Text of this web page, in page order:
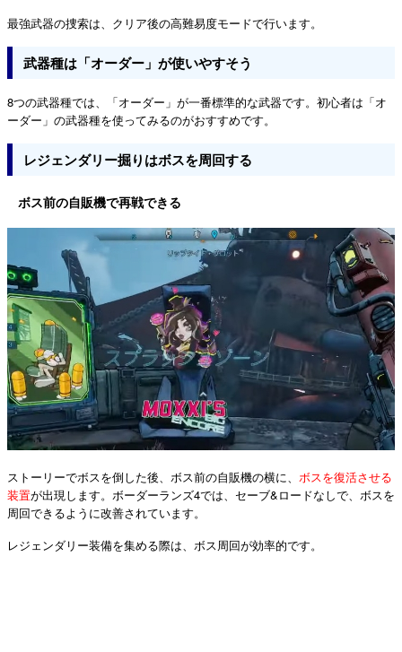
最強武器の捜索は、クリア後の高難易度モードで行います。
武器種は「オーダー」が使いやすそう
8つの武器種では、「オーダー」が一番標準的な武器です。初心者は「オ
ーダー」の武器種を使ってみるのがおすすめです。
レジェンダリー掘りはボスを周回する
ボス前の自販機で再戦できる
ストーリーでボスを倒した後、ボス前の自販機の横に、 ボスを復活させる
装置が出現します。ボーダーランズ4では、セーブ&ロードなしで、ボスを
周回できるように改善されています。
レジェンダリー装備を集める際は、ボス周回が効率的です。